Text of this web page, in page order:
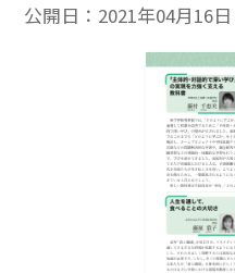
公開日： 2021年04月16日